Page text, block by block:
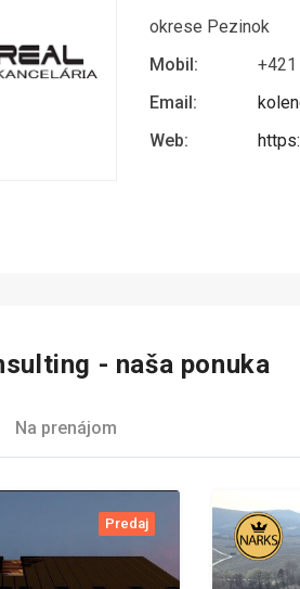
okrese Pezinok
Mobil:
Email:
Web:
- naša ponuka
Na prenájom
Predaj